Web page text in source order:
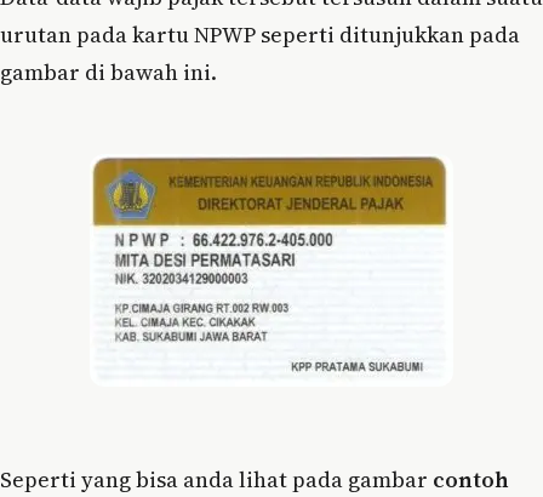
urutan pada kartu NPWP seperti ditunjukkan pada
gambar di bawah ini.
Seperti yang bisa anda lihat pada gambar contoh